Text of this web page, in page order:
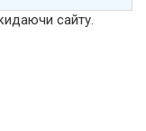
сайту.